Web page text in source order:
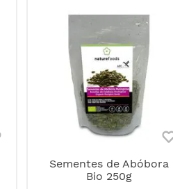
Sementes de Abóbora
Bio 250g